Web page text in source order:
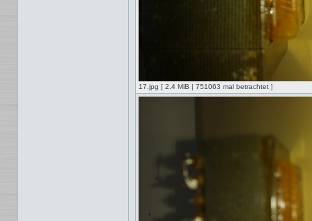
17.jpg [ 2.4 MiB | 751063 mal betrachtet ]